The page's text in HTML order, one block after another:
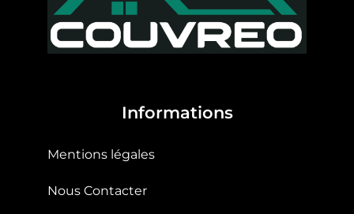
Informations
Mentions légales
Nous Contacter